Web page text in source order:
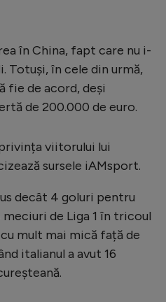
în China, fapt care nu i-
Totuși, în cele din urmă,
fie de acord, deși
de 200.000 de euro.
viitorului lui
sursele iAMsport.
decât 4 goluri pentru
de Liga 1 în tricoul
mult mai mică față de
italianul a avut 16